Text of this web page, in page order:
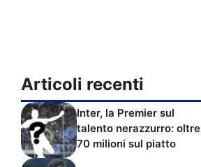
Articoli recenti
Inter, la Premier sul
talento nerazzurro: oltre
70 milioni sul piatto